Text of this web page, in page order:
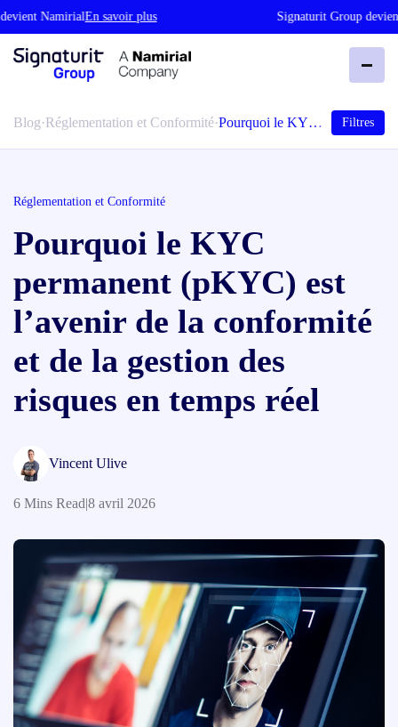
NamirialEn savoir plus Signaturit Group devient
Blog·Réglementation et Conformité·Pourquoi le KY… Filtres
Réglementation et Conformité
Pourquoi le KYC
permanent (pKYC) est
l’avenir de la conformité
et de la gestion des
risques en temps réel
Vincent Ulive
6 Mins Read|8 avril 2026